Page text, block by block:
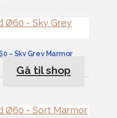
– Sky Grey Marmor
Gå til shop